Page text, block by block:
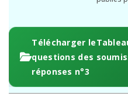
Télécharger
questions des
réponses n°3